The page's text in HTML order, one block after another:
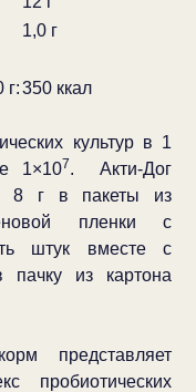
1,0 г
г:350 ккал
культур в 1
1×107.
Акти-Дог
8 г в пакеты из
пленки с
штук вместе с
пачку из картона
представляет
пробиотических